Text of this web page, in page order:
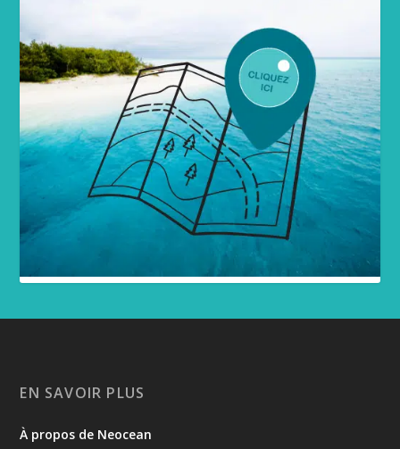
EN SAVOIR PLUS
À propos de Neocean